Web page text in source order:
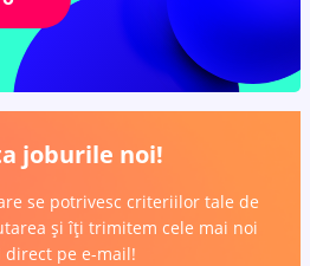
joburile noi!
se potrivesc criteriilor tale de
și îți trimitem cele mai noi
direct pe e-mail!